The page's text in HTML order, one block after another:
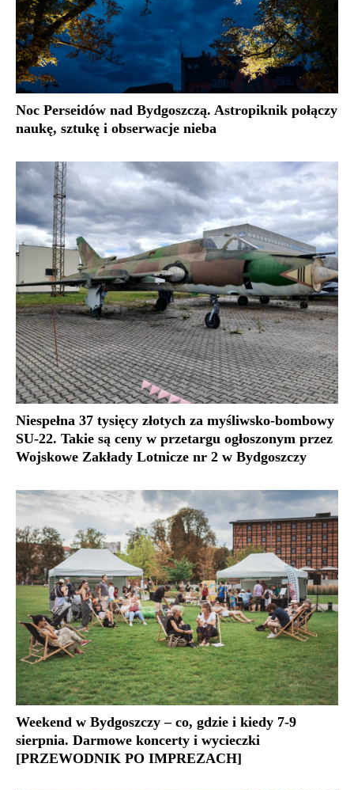
Noc Perseidów nad Bydgoszczą. Astropiknik połączy
naukę, sztukę i obserwacje nieba
Niespełna 37 tysięcy złotych za myśliwsko-bombowy
SU-22. Takie są ceny w przetargu ogłoszonym przez
Wojskowe Zakłady Lotnicze nr 2 w Bydgoszczy
Weekend w Bydgoszczy – co, gdzie i kiedy 7-9
sierpnia. Darmowe koncerty i wycieczki
[PRZEWODNIK PO IMPREZACH]